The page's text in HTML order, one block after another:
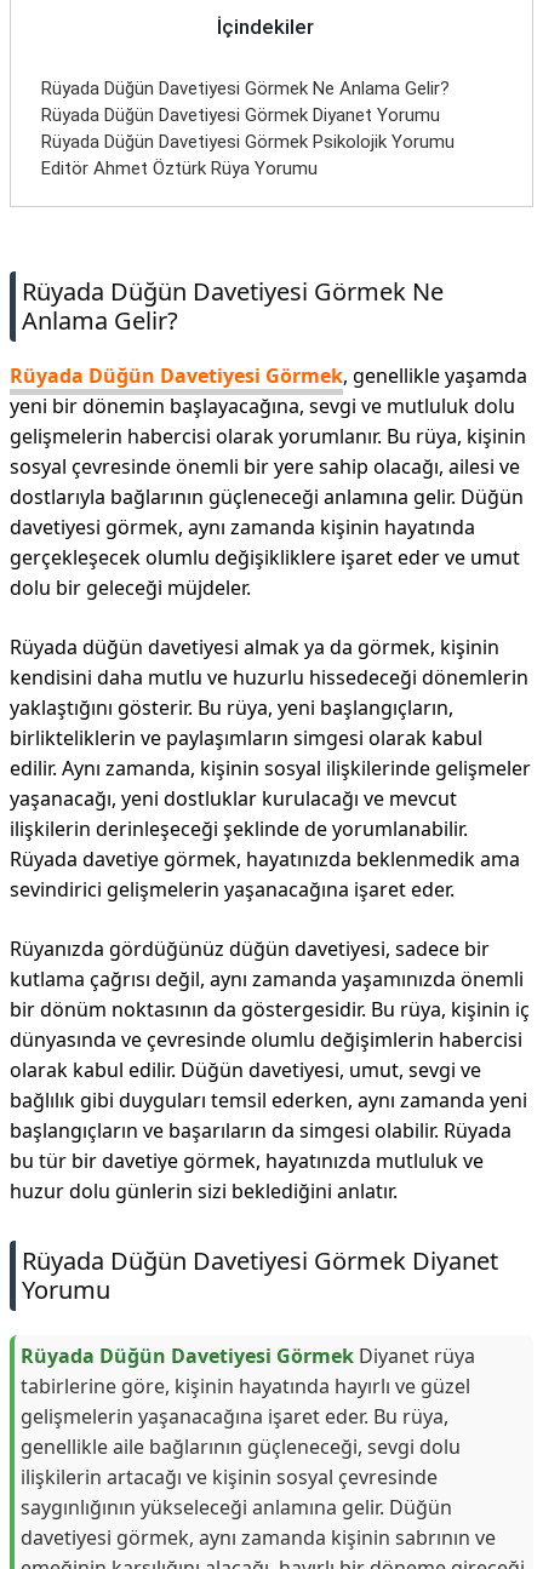
İçindekiler
Rüyada Düğün Davetiyesi Görmek Ne Anlama Gelir?
Rüyada Düğün Davetiyesi Görmek Diyanet Yorumu
Rüyada Düğün Davetiyesi Görmek Psikolojik Yorumu
Editör Ahmet Öztürk Rüya Yorumu
Rüyada Düğün Davetiyesi Görmek Ne
Anlama Gelir?
Rüyada Düğün Davetiyesi Görmek, genellikle yaşamda
yeni bir dönemin başlayacağına, sevgi ve mutluluk dolu
gelişmelerin habercisi olarak yorumlanır. Bu rüya, kişinin
sosyal çevresinde önemli bir yere sahip olacağı, ailesi ve
dostlarıyla bağlarının güçleneceği anlamına gelir. Düğün
davetiyesi görmek, aynı zamanda kişinin hayatında
gerçekleşecek olumlu değişikliklere işaret eder ve umut
dolu bir geleceği müjdeler.
Rüyada düğün davetiyesi almak ya da görmek, kişinin
kendisini daha mutlu ve huzurlu hissedeceği dönemlerin
yaklaştığını gösterir. Bu rüya, yeni başlangıçların,
birlikteliklerin ve paylaşımların simgesi olarak kabul
edilir. Aynı zamanda, kişinin sosyal ilişkilerinde gelişmeler
yaşanacağı, yeni dostluklar kurulacağı ve mevcut
ilişkilerin derinleşeceği şeklinde de yorumlanabilir.
Rüyada davetiye görmek, hayatınızda beklenmedik ama
sevindirici gelişmelerin yaşanacağına işaret eder.
Rüyanızda gördüğünüz düğün davetiyesi, sadece bir
kutlama çağrısı değil, aynı zamanda yaşamınızda önemli
bir dönüm noktasının da göstergesidir. Bu rüya, kişinin iç
dünyasında ve çevresinde olumlu değişimlerin habercisi
olarak kabul edilir. Düğün davetiyesi, umut, sevgi ve
bağlılık gibi duyguları temsil ederken, aynı zamanda yeni
başlangıçların ve başarıların da simgesi olabilir. Rüyada
bu tür bir davetiye görmek, hayatınızda mutluluk ve
huzur dolu günlerin sizi beklediğini anlatır.
Rüyada Düğün Davetiyesi Görmek Diyanet
Yorumu
Rüyada Düğün Davetiyesi Görmek Diyanet rüya
tabirlerine göre, kişinin hayatında hayırlı ve güzel
gelişmelerin yaşanacağına işaret eder. Bu rüya,
genellikle aile bağlarının güçleneceği, sevgi dolu
ilişkilerin artacağı ve kişinin sosyal çevresinde
saygınlığının yükseleceği anlamına gelir. Düğün
davetiyesi görmek, aynı zamanda kişinin sabrının ve